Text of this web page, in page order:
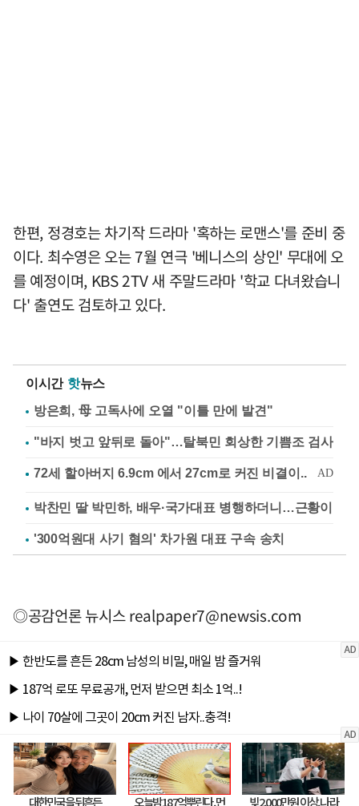
한편, 정경호는 차기작 드라마 '혹하는 로맨스'를 준비 중
이다. 최수영은 오는 7월 연극 '베니스의 상인' 무대에 오
를 예정이며, KBS 2TV 새 주말드라마 '학교 다녀왔습니
다' 출연도 검토하고 있다.
이시간 핫뉴스
방은희, 母 고독사에 오열 "이틀 만에 발견"
"바지 벗고 앞뒤로 돌아"…탈북민 회상한 기쁨조 검사
박찬민 딸 박민하, 배우·국가대표 병행하더니…근황이
'300억원대 사기 혐의' 차가원 대표 구속 송치
◎공감언론 뉴시스realpaper7@newsis.com